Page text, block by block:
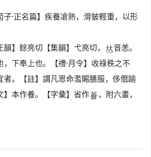
子·正名篇】疾養凔熱，滑鈹輕重，以形
】餘亮切【集韻】弋亮切， 𠀤音恙。
，下奉上也。【禮·月令】收祿秩之不
者。【註】謂凡恩命濫賜膳服，侈僭踰
本作養。【字彙】省作𩛬 ，附六畫，